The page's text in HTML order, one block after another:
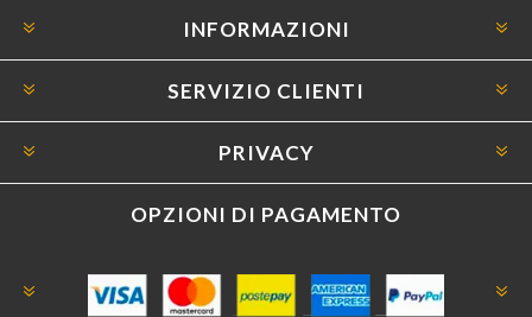
INFORMAZIONI
SERVIZIO CLIENTI
PRIVACY
OPZIONI DI PAGAMENTO